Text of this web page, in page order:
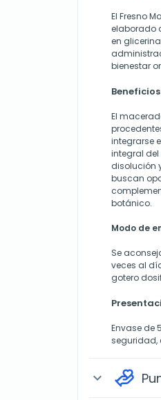
El Fresno
elaborado
en
bienestar
El
integrarse
integral
disolución
buscan
botánico.
Modo de
Se
veces al
gotero
Envase de
seguridad,
expand_more